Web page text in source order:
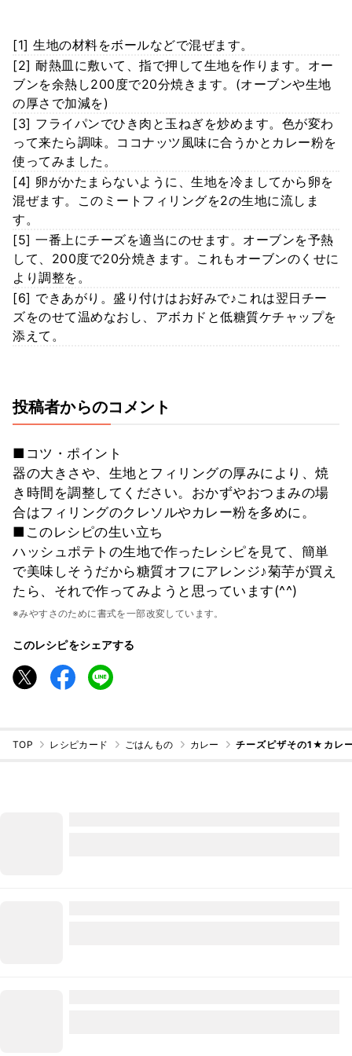
[1] 生地の材料をボールなどで混ぜます。
[2] 耐熱皿に敷いて、指で押して生地を作ります。オー
ブンを余熱し200度で20分焼きます。(オーブンや生地
の厚さで加減を)
[3] フライパンでひき肉と玉ねぎを炒めます。色が変わ
って来たら調味。ココナッツ風味に合うかとカレー粉を
使ってみました。
[4] 卵がかたまらないように、生地を冷ましてから卵を
混ぜます。このミートフィリングを2の生地に流しま
す。
[5] 一番上にチーズを適当にのせます。オーブンを予熱
して、200度で20分焼きます。これもオーブンのくせに
より調整を。
[6] できあがり。盛り付けはお好みで♪これは翌日チー
ズをのせて温めなおし、アボカドと低糖質ケチャップを
添えて。
投稿者からのコメント
■コツ・ポイント
器の大きさや、生地とフィリングの厚みにより、焼
き時間を調整してください。おかずやおつまみの場
合はフィリングのクレソルやカレー粉を多めに。
■このレシピの生い立ち
ハッシュポテトの生地で作ったレシピを見て、簡単
で美味しそうだから糖質オフにアレンジ♪菊芋が買え
たら、それで作ってみようと思っています(^^)
※みやすさのために書式を一部改変しています。
このレシピをシェアする
TOP レシピカード ごはんもの カレー チーズピザその1★カレ